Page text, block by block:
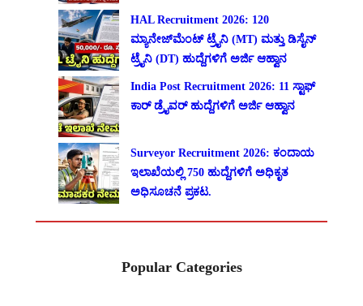
HAL Recruitment 2026: 120
ಮ್ಯಾನೇಜ್‌ಮೆಂಟ್ ಟ್ರೈನಿ (MT) ಮತ್ತು ಡಿಸೈನ್
ಟ್ರೈನಿ (DT) ಹುದ್ದೆಗಳಿಗೆ ಅರ್ಜಿ ಆಹ್ವಾನ
India Post Recruitment 2026: 11 ಸ್ಟಾಫ್
ಕಾರ್ ಡ್ರೈವರ್ ಹುದ್ದೆಗಳಿಗೆ ಅರ್ಜಿ ಆಹ್ವಾನ
Surveyor Recruitment 2026: ಕಂದಾಯ
ಇಲಾಖೆಯಲ್ಲಿ 750 ಹುದ್ದೆಗಳಿಗೆ ಅಧಿಕೃತ
ಅಧಿಸೂಚನೆ ಪ್ರಕಟ.
Popular Categories